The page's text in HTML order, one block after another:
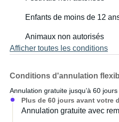
Enfants de moins de 12
Animaux non autorisés
Afficher toutes les conditions
Conditions d'annulation
Annulation gratuite jusqu’à 60
Plus de 60 jours avant votre
Annulation gratuite avec